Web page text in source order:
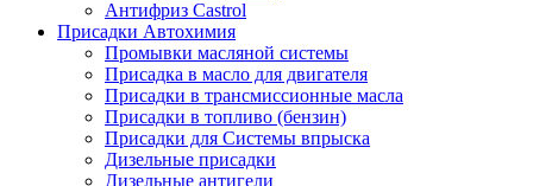
Антифриз Castrol
Присадки Автохимия
Промывки масляной системы
Присадка в масло для двигателя
Присадки в трансмиссионные масла
Присадки в топливо (бензин)
Присадки для Системы впрыска
Дизельные присадки
Дизельные антигели